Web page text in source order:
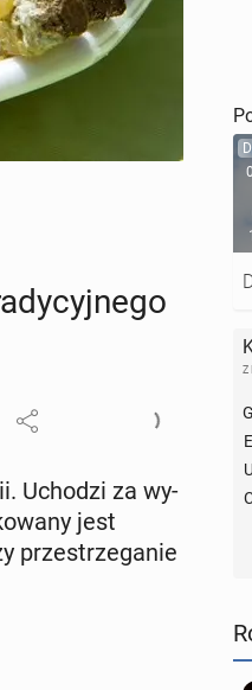
Uchodzi za wy­
jest
prze­strze­ga­nie
Z